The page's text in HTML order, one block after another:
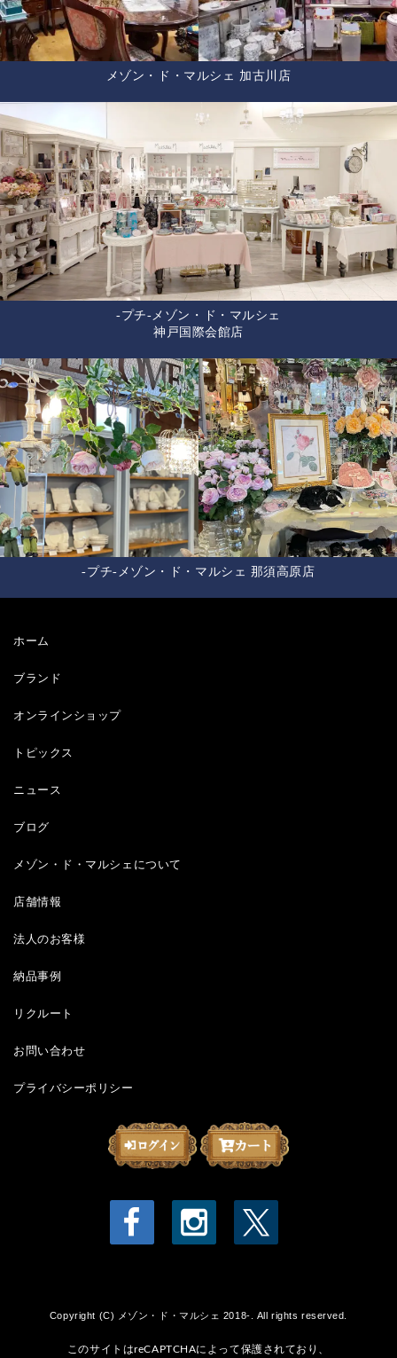
メゾン・ド・マルシェ 加古川店
-プチ-メゾン・ド・マルシェ
神戸国際会館店
-プチ-メゾン・ド・マルシェ 那須高原店
ホーム
ブランド
オンラインショップ
トピックス
ニュース
ブログ
メゾン・ド・マルシェについて
店舗情報
法人のお客様
納品事例
リクルート
お問い合わせ
プライバシーポリシー
Copyright (C) メゾン・ド・マルシェ 2018-. All rights reserved.
このサイトはreCAPTCHAによって保護されており、